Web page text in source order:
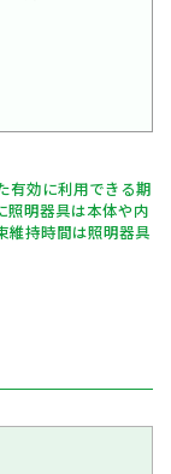
有効に利用できる期
照明器具は本体や内
維持時間は照明器具